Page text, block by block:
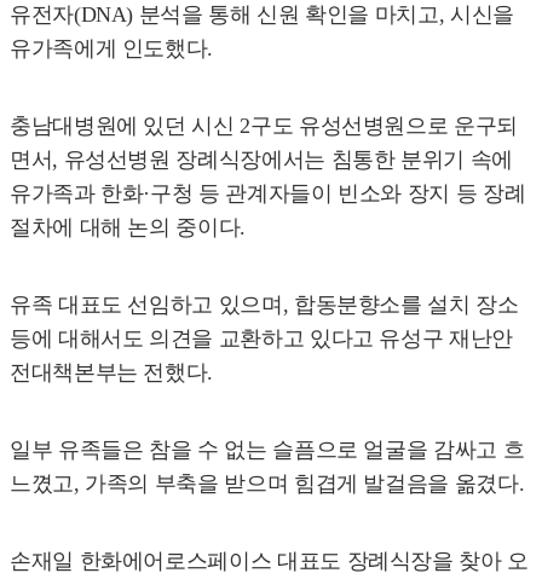
유전자(DNA) 분석을 통해 신원 확인을 마치고, 시신을
유가족에게 인도했다.
충남대병원에 있던 시신 2구도 유성선병원으로 운구되
면서, 유성선병원 장례식장에서는 침통한 분위기 속에
유가족과 한화·구청 등 관계자들이 빈소와 장지 등 장례
절차에 대해 논의 중이다.
유족 대표도 선임하고 있으며, 합동분향소를 설치 장소
등에 대해서도 의견을 교환하고 있다고 유성구 재난안
전대책본부는 전했다.
일부 유족들은 참을 수 없는 슬픔으로 얼굴을 감싸고 흐
느꼈고, 가족의 부축을 받으며 힘겹게 발걸음을 옮겼다.
손재일 한화에어로스페이스 대표도 장례식장을 찾아 오